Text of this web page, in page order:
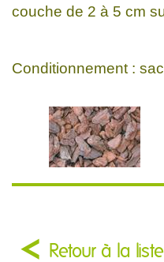
couche de 2 à 5 cm
Conditionnement :
Retour à la liste